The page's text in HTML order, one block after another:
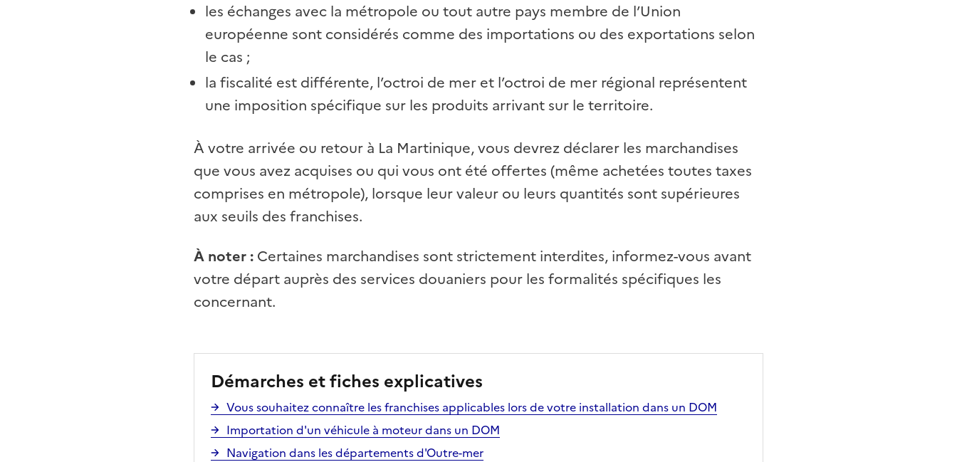
les échanges avec la métropole ou tout autre pays membre de l’Union
européenne sont considérés comme des importations ou des exportations selon
le cas ;
la fiscalité est différente, l’octroi de mer et l’octroi de mer régional représentent
une imposition spécifique sur les produits arrivant sur le territoire.
À votre arrivée ou retour à La Martinique, vous devrez déclarer les marchandises
que vous avez acquises ou qui vous ont été offertes (même achetées toutes taxes
comprises en métropole), lorsque leur valeur ou leurs quantités sont supérieures
aux seuils des franchises.
À noter : Certaines marchandises sont strictement interdites, informez-vous avant
votre départ auprès des services douaniers pour les formalités spécifiques les
concernant.
Démarches et fiches explicatives
Vous souhaitez connaître les franchises applicables lors de votre installation dans un DOM
Importation d'un véhicule à moteur dans un DOM
Navigation dans les départements d'Outre-mer